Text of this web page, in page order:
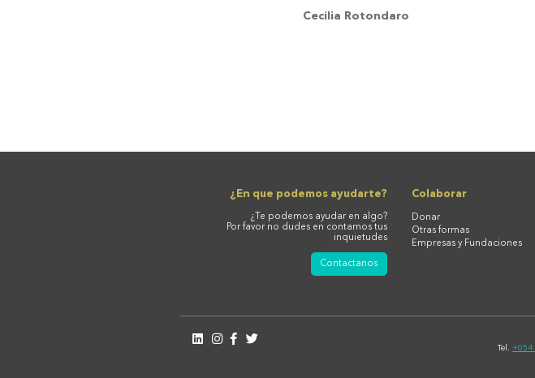
Cecilia Rotondaro
¿En que podemos ayudarte?
¿Te podemos ayudar en algo?
Por favor no dudes en contarnos tus
inquietudes
Contactanos
Colaborar
Donar
Otras formas
Empresas y Fundaciones
Tel.
+054